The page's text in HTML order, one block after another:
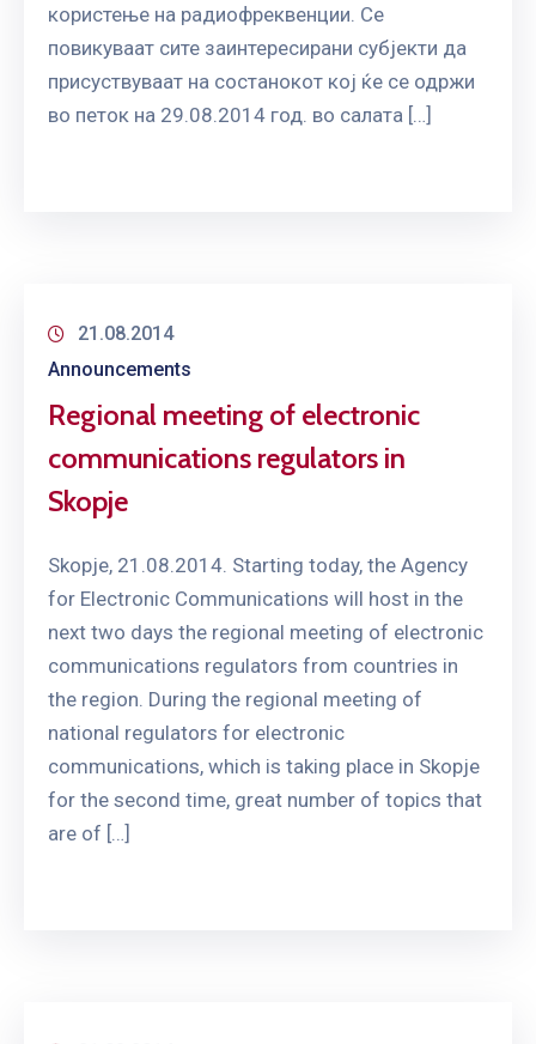
користење на радиофреквенции. Се
повикуваат сите заинтересирани субјекти да
присуствуваат на состанокот кој ќе се одржи
во петок на 29.08.2014 год. во салата […]
21.08.2014
Announcements
Regional meeting of electronic
communications regulators in
Skopje
Skopje, 21.08.2014. Starting today, the Agency
for Electronic Communications will host in the
next two days the regional meeting of electronic
communications regulators from countries in
the region. During the regional meeting of
national regulators for electronic
communications, which is taking place in Skopje
for the second time, great number of topics that
are of […]